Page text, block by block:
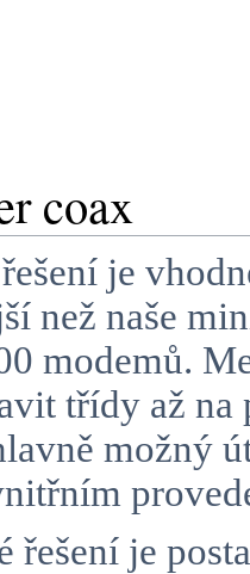
coax
je
než naše
modemů.
třídy až
možný
řešení je